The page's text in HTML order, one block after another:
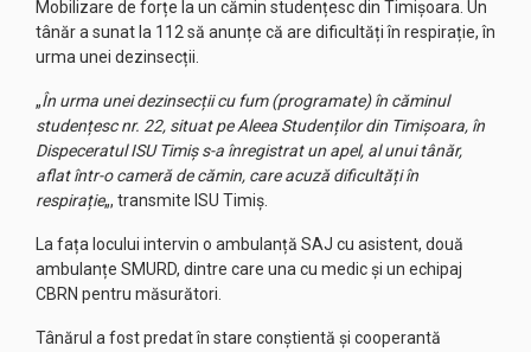
Mobilizare de forțe la un cămin studențesc din Timișoara. Un
tânăr a sunat la 112 să anunțe că are dificultăți în respirație, în
urma unei dezinsecții.
„În urma unei dezinsecții cu fum (programate) în căminul
studențesc nr. 22, situat pe Aleea Studenților din Timișoara, în
Dispeceratul ISU Timiș s-a înregistrat un apel, al unui tânăr,
aflat într-o cameră de cămin, care acuză dificultăți în
respirație„, transmite ISU Timiș.
La fața locului intervin o ambulanță SAJ cu asistent, două
ambulanțe SMURD, dintre care una cu medic și un echipaj
CBRN pentru măsurători.
Tânărul a fost predat în stare conștientă și cooperantă